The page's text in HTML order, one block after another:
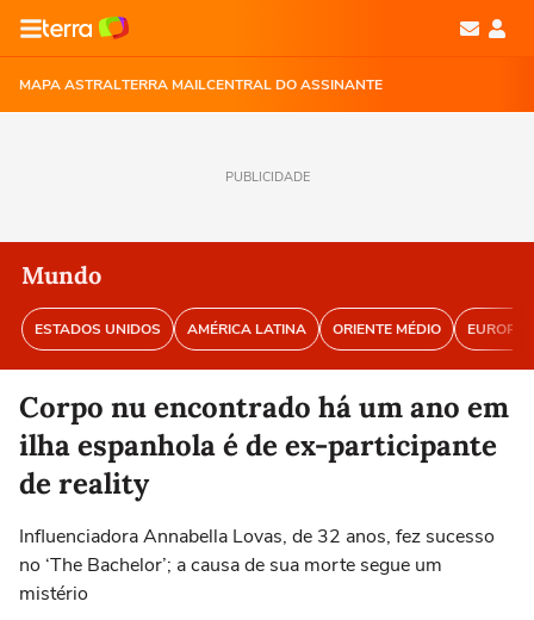
MAPA ASTRALTERRA MAILCENTRAL DO ASSINANTE
PUBLICIDADE
Mundo
ESTADOS UNIDOS AMÉRICA LATINA ORIENTE MÉDIO EUROPA
Corpo nu encontrado há um ano em
ilha espanhola é de ex-participante
de reality
Influenciadora Annabella Lovas, de 32 anos, fez sucesso
no ‘The Bachelor’; a causa de sua morte segue um
mistério